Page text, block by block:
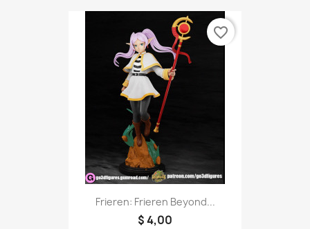
Frieren: Frieren Beyond...
$ 4,00
favorite_border